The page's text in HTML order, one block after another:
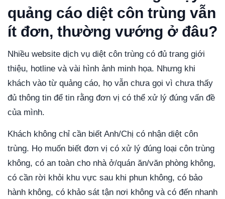
quảng cáo diệt côn trùng vẫn
ít đơn, thường vướng ở đâu?
Nhiều website dịch vụ diệt côn trùng có đủ trang giới
thiệu, hotline và vài hình ảnh minh họa. Nhưng khi
khách vào từ quảng cáo, họ vẫn chưa gọi vì chưa thấy
đủ thông tin để tin rằng đơn vị có thể xử lý đúng vấn đề
của mình.
Khách không chỉ cần biết Anh/Chị có nhận diệt côn
trùng. Họ muốn biết đơn vị có xử lý đúng loại côn trùng
không, có an toàn cho nhà ở/quán ăn/văn phòng không,
có cần rời khỏi khu vực sau khi phun không, có bảo
hành không, có khảo sát tận nơi không và có đến nhanh